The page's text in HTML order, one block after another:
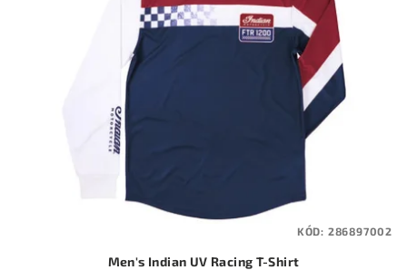
Men's Indian UV Racing T-Shirt
KÓD: 286897002